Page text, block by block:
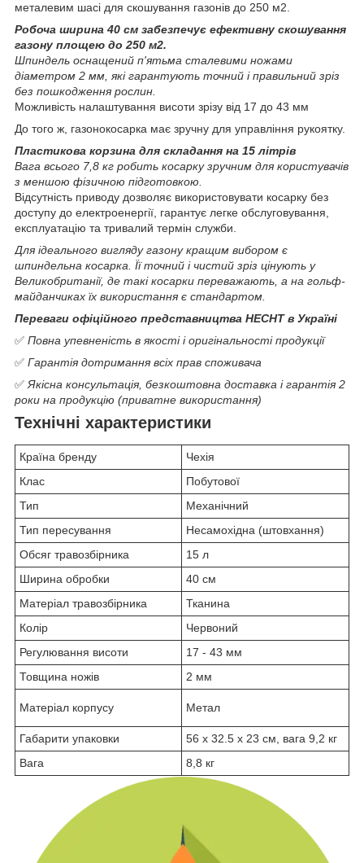
металевим шасі для скошування газонів до 250 м2.
Робоча ширина 40 см забезпечує ефективну скошування
газону площею до 250 м2.
Шпиндель оснащений п'ятьма сталевими ножами
діаметром 2 мм, які гарантують точний і правильний зріз
без пошкодження рослин.
Можливість налаштування висоти зрізу від 17 до 43 мм
До того ж, газонокосарка має зручну для управління рукоятку.
Пластикова корзина для складання на 15 літрів
Вага всього 7,8 кг робить косарку зручним для користувачів
з меншою фізичною підготовкою.
Відсутність приводу дозволяє використовувати косарку без
доступу до електроенергії, гарантує легке обслуговування,
експлуатацію та тривалий термін служби.
Для ідеального вигляду газону кращим вибором є
шпиндельна косарка. Її точний і чистий зріз цінують у
Великобританії, де такі косарки переважають, а на гольф-
майданчиках їх використання є стандартом.
Переваги офіційного представництва HECHT в Україні
✅ Повна упевненість в якості і оригінальності продукції
✅ Гарантія дотримання всіх прав споживача
✅Якісна консультація, безкоштовна доставка і гарантія 2
роки на продукцію (приватне використання)
Технічні характеристики
Країна бренду
Чехія
Клас
Побутової
Тип
Механічний
Тип пересування
Несамохідна (штовхання)
Обсяг травозбірника
15 л
Ширина обробки
40 см
Матеріал травозбірника
Тканина
Колір
Червоний
Регулювання висоти
17 - 43 мм
Товщина ножів
2 мм
Матеріал корпусу Метал
Габарити упаковки
56 х 32.5 х 23 см, вага 9,2 кг
Вага
8,8 кг